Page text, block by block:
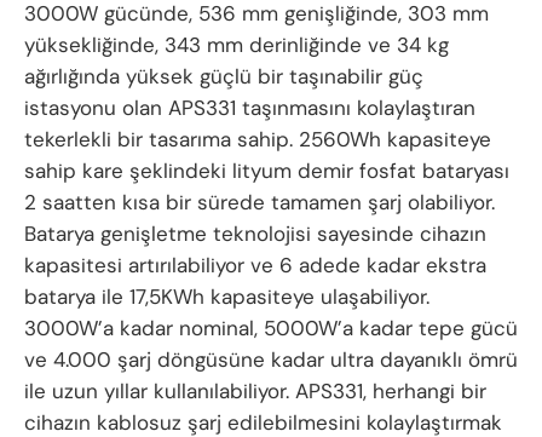
3000W gücünde, 536 mm genişliğinde, 303 mm
yüksekliğinde, 343 mm derinliğinde ve 34 kg
ağırlığında yüksek güçlü bir taşınabilir güç
istasyonu olan APS331 taşınmasını kolaylaştıran
tekerlekli bir tasarıma sahip. 2560Wh kapasiteye
sahip kare şeklindeki lityum demir fosfat bataryası
2 saatten kısa bir sürede tamamen şarj olabiliyor.
Batarya genişletme teknolojisi sayesinde cihazın
kapasitesi artırılabiliyor ve 6 adede kadar ekstra
batarya ile 17,5KWh kapasiteye ulaşabiliyor.
3000W’a kadar nominal, 5000W’a kadar tepe gücü
ve 4.000 şarj döngüsüne kadar ultra dayanıklı ömrü
ile uzun yıllar kullanılabiliyor. APS331, herhangi bir
cihazın kablosuz şarj edilebilmesini kolaylaştırmak